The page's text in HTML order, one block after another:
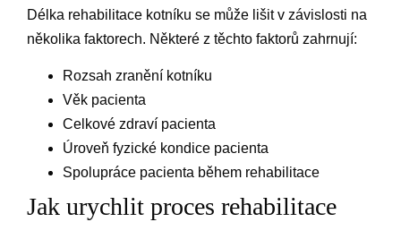
Délka rehabilitace kotníku se může lišit v závislosti na
několika faktorech. Některé z těchto faktorů zahrnují:
Rozsah zranění kotníku
Věk pacienta
Celkové zdraví pacienta
Úroveň fyzické kondice pacienta
Spolupráce pacienta během rehabilitace
Jak urychlit proces rehabilitace